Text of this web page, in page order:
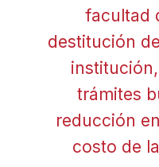
facultad
destitución
trámites
reducción
costo de